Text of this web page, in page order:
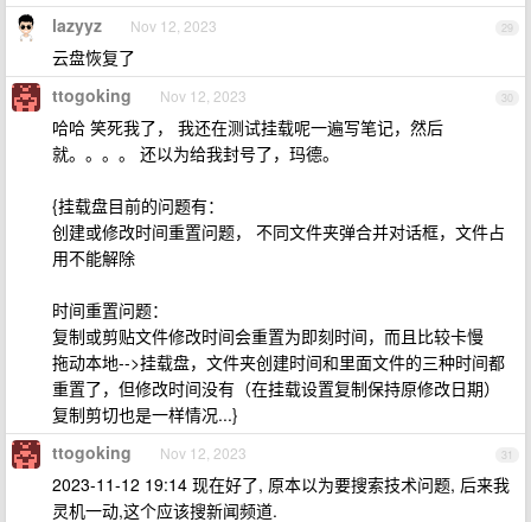
29
lazyyz Nov 12, 2023
云盘恢复了
30
ttogoking Nov 12, 2023
哈哈 笑死我了， 我还在测试挂载呢一遍写笔记，然后
就。。。。 还以为给我封号了，玛德。
{挂载盘目前的问题有：
创建或修改时间重置问题， 不同文件夹弹合并对话框，文件占
用不能解除
时间重置问题：
复制或剪贴文件修改时间会重置为即刻时间，而且比较卡慢
拖动本地-->挂载盘，文件夹创建时间和里面文件的三种时间都
重置了，但修改时间没有（在挂载设置复制保持原修改日期）
复制剪切也是一样情况...}
31
ttogoking Nov 12, 2023
2023-11-12 19:14 现在好了, 原本以为要搜索技术问题, 后来我
灵机一动,这个应该搜新闻频道.